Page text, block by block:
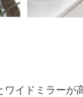
イドミラーが